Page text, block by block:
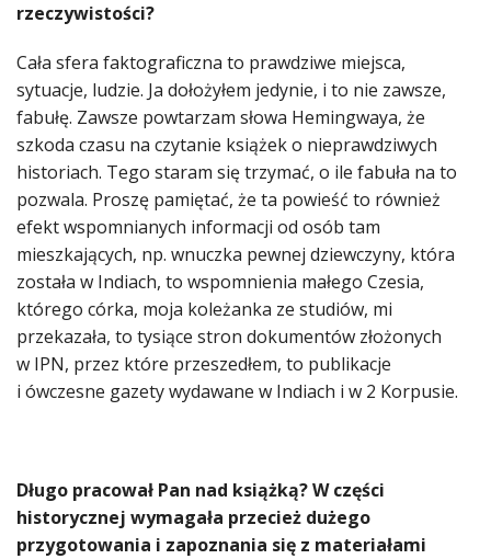
rzeczywistości?
Cała sfera faktograficzna to prawdziwe miejsca,
sytuacje, ludzie. Ja dołożyłem jedynie, i to nie zawsze,
fabułę. Zawsze powtarzam słowa Hemingwaya, że
szkoda czasu na czytanie książek o nieprawdziwych
historiach. Tego staram się trzymać, o ile fabuła na to
pozwala. Proszę pamiętać, że ta powieść to również
efekt wspomnianych informacji od osób tam
mieszkających, np. wnuczka pewnej dziewczyny, która
została w Indiach, to wspomnienia małego Czesia,
którego córka, moja koleżanka ze studiów, mi
przekazała, to tysiące stron dokumentów złożonych
w IPN, przez które przeszedłem, to publikacje
i ówczesne gazety wydawane w Indiach i w 2 Korpusie.
Długo pracował Pan nad książką? W części
historycznej wymagała przecież dużego
przygotowania i zapoznania się z materiałami